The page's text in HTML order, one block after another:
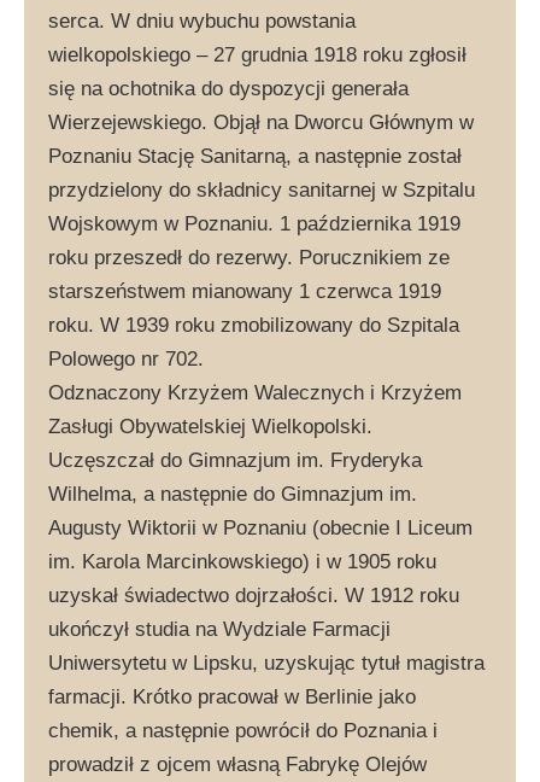
serca. W dniu wybuchu powstania
wielkopolskiego – 27 grudnia 1918 roku zgłosił
się na ochotnika do dyspozycji generała
Wierzejewskiego. Objął na Dworcu Głównym w
Poznaniu Stację Sanitarną, a następnie został
przydzielony do składnicy sanitarnej w Szpitalu
Wojskowym w Poznaniu. 1 października 1919
roku przeszedł do rezerwy. Porucznikiem ze
starszeństwem mianowany 1 czerwca 1919
roku. W 1939 roku zmobilizowany do Szpitala
Polowego nr 702.
Odznaczony Krzyżem Walecznych i Krzyżem
Zasługi Obywatelskiej Wielkopolski.
Uczęszczał do Gimnazjum im. Fryderyka
Wilhelma, a następnie do Gimnazjum im.
Augusty Wiktorii w Poznaniu (obecnie I Liceum
im. Karola Marcinkowskiego) i w 1905 roku
uzyskał świadectwo dojrzałości. W 1912 roku
ukończył studia na Wydziale Farmacji
Uniwersytetu w Lipsku, uzyskując tytuł magistra
farmacji. Krótko pracował w Berlinie jako
chemik, a następnie powrócił do Poznania i
prowadził z ojcem własną Fabrykę Olejów